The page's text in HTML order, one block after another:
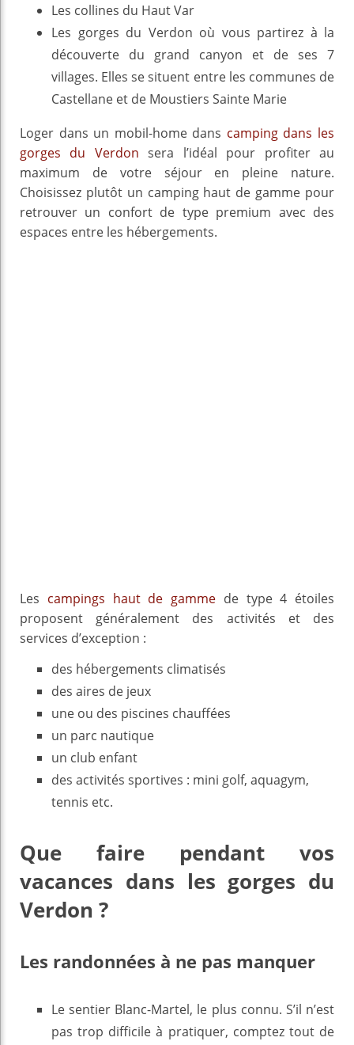
Les collines du Haut Var
Les gorges du Verdon où vous partirez à la
découverte du grand canyon et de ses 7
villages. Elles se situent entre les communes de
Castellane et de Moustiers Sainte Marie
Loger dans un mobil-home dans camping dans les
gorges du Verdon sera l’idéal pour profiter au
maximum de votre séjour en pleine nature.
Choisissez plutôt un camping haut de gamme pour
retrouver un confort de type premium avec des
espaces entre les hébergements.
Les campings haut de gamme de type 4 étoiles
proposent généralement des activités et des
services d’exception :
des hébergements climatisés
des aires de jeux
une ou des piscines chauffées
un parc nautique
un club enfant
des activités sportives : mini golf, aquagym,
tennis etc.
Que faire pendant vos
vacances dans les gorges du
Verdon ?
Les randonnées à ne pas manquer
Le sentier Blanc-Martel, le plus connu. S’il n’est
pas trop difficile à pratiquer, comptez tout de